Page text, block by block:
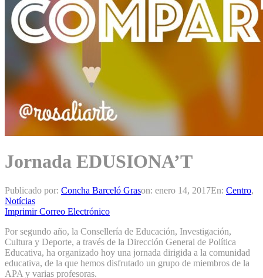
Jornada EDUSIONA’T
Publicado por: Concha Barceló Grason: enero 14, 2017En: Centro,
Notícias
Imprimir Correo Electrónico
Por segundo año, la Consellería de Educación, Investigación,
Cultura y Deporte, a través de la Dirección General de Política
Educativa, ha organizado hoy una jornada dirigida a la comunidad
educativa, de la que hemos disfrutado un grupo de miembros de la
APA y varias profesoras.